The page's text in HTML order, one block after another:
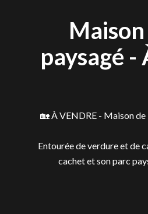
paysagé
🏡 À VENDRE - Maison
Entourée de verdure et de
cachet et son parc